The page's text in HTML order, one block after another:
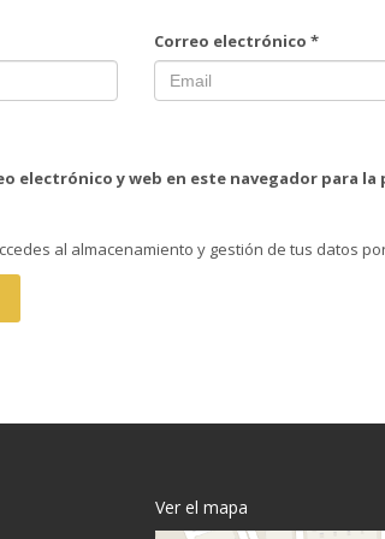
Correo electrónico*
electrónico y web en este navegador para la
al almacenamiento y gestión de tus datos
Ver el mapa